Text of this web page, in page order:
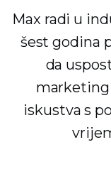
Max radi u
šest godina
da
marketing
iskustva s